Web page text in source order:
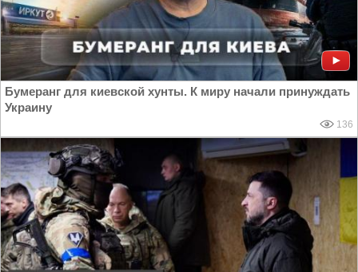
Бумеранг для киевской хунты. К миру начали принуждать
Украину
136